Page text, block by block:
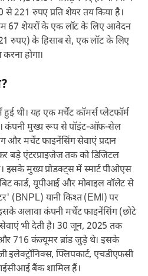
221 रुपए प्रति शेयर तय किया है।
67 शेयरों के एक लॉट के लिए आवेदन
रुपए) के हिसाब से, एक लॉट के लिए
होगा।
थी। यह एक मर्चेंट कॉमर्स प्लेटफॉर्म
कंपनी मुख्य रूप से पॉइंट-ऑफ-सेल
और मर्चेंट फाइनेंसिंग सेवाएं प्रदान
बड़े एंटरप्राइजेज तक को डिजिटल
इसके मुख्य प्रोडक्ट्स में स्मार्ट पीओएस
कार्ड, यूपीआई और मोबाइल वॉलेट से
(BNPL) यानी किश्त (EMI) पर
अलावा कंपनी मर्चेंट फाइनेंसिंग (छोटे
सेवाएं भी देती है। 30 जून, 2025 तक
716 कंज्यूमर ब्रांड जुड़े थे। इसके
फ्लिपकार्ट, एचडीएफसी
बैंक शामिल हैं।